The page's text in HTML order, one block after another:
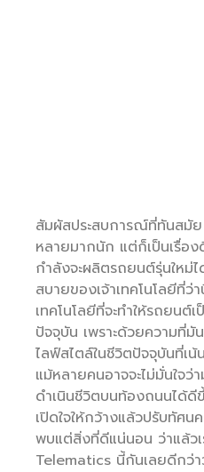
สัมผัสประสบการณ์ที่ทันสมั
หลายมากนัก แต่ก็เป็นเรื่อ
กำลังจะผลิตรถยนต์รุ่นใหม่
สบายของเจ้าเทคโนโลยีที่ว่
เทคโนโลยีที่จะทำให้รถยนต์
ปัจจุบัน เพราะด้วยความที่มั
ไลฟ์สไตล์ในชีวิตปัจจุบันที่เ
แม้หลายคนอาจจะไม่มั่นใจว่
ดำเนินชีวิตบนท้องถนนได้ดี
เปิดใจให้กว้างแล้วปรับทัศน
พบแต่สิ่งที่ดีแน่นอน ว่าแล้วเ
Telematics นี้กันเลยดีกว่า